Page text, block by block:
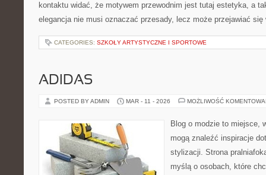
kontaktu widać, że motywem przewodnim jest tutaj estetyka, a
elegancja nie musi oznaczać przesady, lecz może przejawiać
CATEGORIES: SZKOŁY ARTYSTYCZNE I SPORTOWE
ADIDAS
POSTED BY ADMIN MAR - 11 - 2026 MOŻLIWOŚĆ
Blog o modzie to miejsce,
mogą znaleźć inspiracje
stylizacji. Strona
myślą o osobach, które